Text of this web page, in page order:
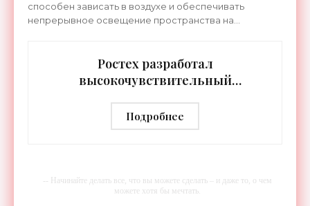
способен зависать в воздухе и обеспечивать
непрерывное освещение пространства на
Ростех разработал
высокочувствительный
дальностью распознавания до 2 км
- «Гаджеты»
Подробнее
-- Начинайте делать все, что вы можете сделать – и даже то, о чем
можете хотя бы мечтать.